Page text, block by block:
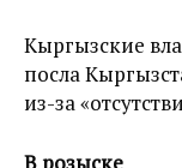
Кыргызские
посла
из-за